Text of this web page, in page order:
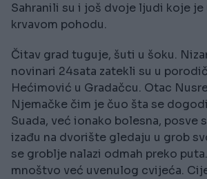
Sahranili su i još dvoje ljudi koje je
krvavom pohodu.
Čitav grad tuguje, šuti u šoku.
novinari 24sata zatekli su u
Hećimović u Gradačcu. Otac
Njemačke čim je čuo šta se
Suada, već ionako bolesna, posve
izađu na dvorište gledaju u grob
se groblje nalazi odmah preko
mnoštvo već uvenulog cvijeća.